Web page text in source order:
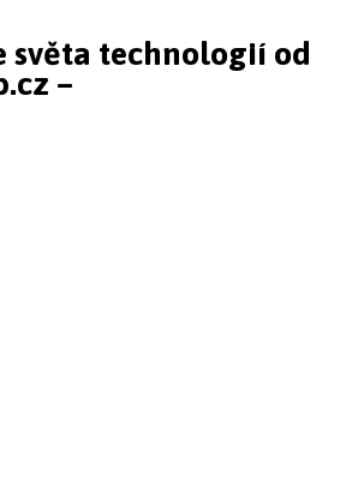
světa technologií od
–